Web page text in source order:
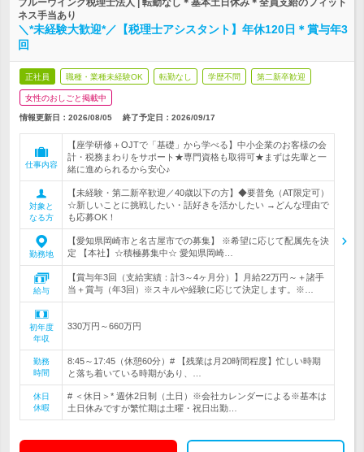
ブルーウイング税理士法人 | 転勤なし＊基本土日休み＊全員支給のフィット
ネス手当あり
＼*未経験大歓迎*／【税理士アシスタント】年休120日＊賞与年3
回
正社員 職種・業種未経験OK 転勤なし 学歴不問 第二新卒歓迎
女性のおしごと掲載中
情報更新日：2026/08/05 終了予定日： 2026/09/17
仕事内容
【座学研修＋OJTで「基礎」から学べる】中小企業のお客様の会
計・税務まわりをサポート★専門資格も取得可★まずは先輩と一
緒に進められるから安心♪
対象と
なる方
【未経験・第二新卒歓迎／40歳以下の方】◆要普免（AT限定可）
☆新しいことに挑戦したい・話好きを活かしたい →どんな理由で
も応募OK！
勤務地
【愛知県岡崎市と名古屋市での募集】 ※希望に応じて配属先を決
定 【本社】☆積極募集中☆ 愛知県岡崎…
給与
【賞与年3回（支給実績：計3～4ヶ月分）】月給22万円～＋諸手
当＋賞与（年3回）※スキルや経験に応じて決定します。※…
初年度
年収
330万円～660万円
勤務
時間
8:45～17:45（休憩60分）# 【残業は月20時間程度】忙しい時期
と落ち着いている時期があり、…
休日
休暇
# ＜休日＞* 週休2日制（土日）※会社カレンダーによる※基本は
土日休みですが繁忙期は土曜・祝日出勤…